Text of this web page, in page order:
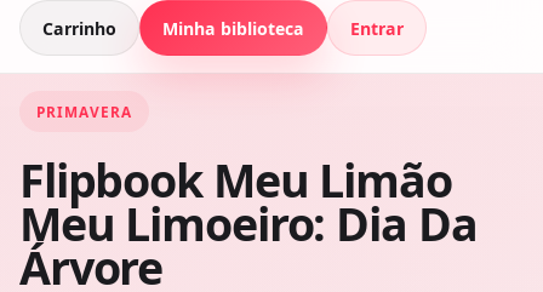
Carrinho Minha biblioteca Entrar
PRIMAVERA
Flipbook Meu Limão
Meu Limoeiro: Dia Da
Árvore